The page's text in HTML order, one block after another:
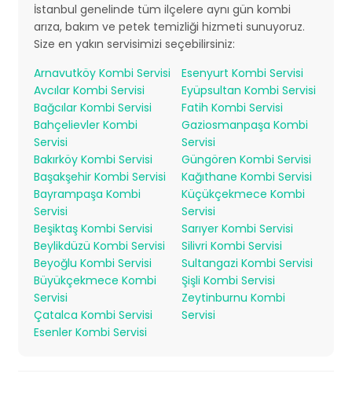
İstanbul genelinde tüm ilçelere aynı gün kombi
arıza, bakım ve petek temizliği hizmeti sunuyoruz.
Size en yakın servisimizi seçebilirsiniz:
Arnavutköy Kombi Servisi
Avcılar Kombi Servisi
Bağcılar Kombi Servisi
Bahçelievler Kombi
Servisi
Bakırköy Kombi Servisi
Başakşehir Kombi Servisi
Bayrampaşa Kombi
Servisi
Beşiktaş Kombi Servisi
Beylikdüzü Kombi Servisi
Beyoğlu Kombi Servisi
Büyükçekmece Kombi
Servisi
Çatalca Kombi Servisi
Esenler Kombi Servisi
Esenyurt Kombi Servisi
Eyüpsultan Kombi Servisi
Fatih Kombi Servisi
Gaziosmanpaşa Kombi
Servisi
Güngören Kombi Servisi
Kağıthane Kombi Servisi
Küçükçekmece Kombi
Servisi
Sarıyer Kombi Servisi
Silivri Kombi Servisi
Sultangazi Kombi Servisi
Şişli Kombi Servisi
Zeytinburnu Kombi
Servisi